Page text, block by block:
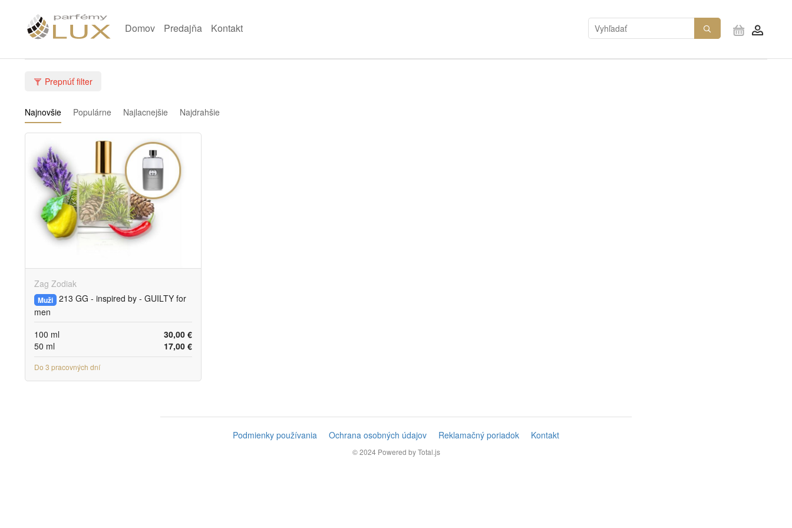
Domov Predajňa Kontakt
Prepnúť filter
Najnovšie Populárne Najlacnejšie Najdrahšie
Zag Zodiak
Muži 213 GG - inspired by - GUILTY for
men
30,00 €
100 ml
17,00 €
50 ml
Do 3 pracovných dní
Podmienky používania Ochrana osobných údajov Reklamačný poriadok Kontakt
© 2024 Powered by Total.js